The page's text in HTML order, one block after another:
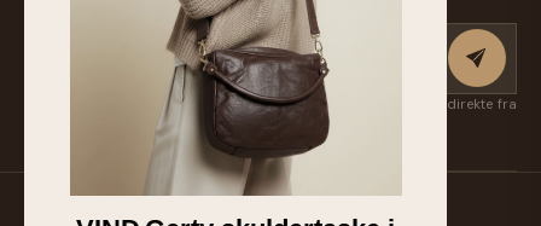
Få nye kollektioner, eksklusive favoritter og inspiration først — direkte fra
Suzan & Lasse. Afmeld når som helst.